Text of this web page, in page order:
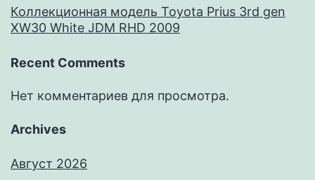
Коллекционная модель Toyota Prius 3rd gen
XW30 White JDM RHD 2009
Recent Comments
Нет комментариев для просмотра.
Archives
Август 2026